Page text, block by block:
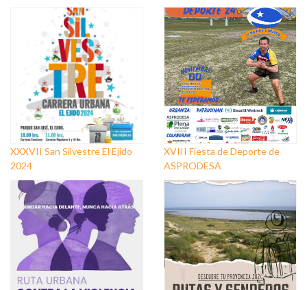
XXXVII San Silvestre El Ejido
2024
XVIII Fiesta de Deporte de
ASPRODESA